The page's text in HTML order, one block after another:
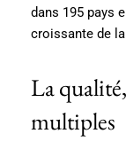
dans 195 pays
croissante de
La
multiples